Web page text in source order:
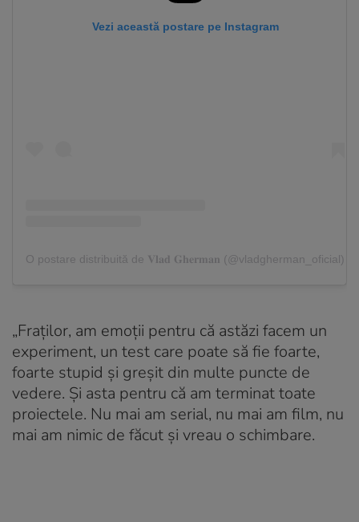
Vezi această postare pe Instagram
O postare distribuită de 𝐕𝐥𝐚𝐝 𝐆𝐡𝐞𝐫𝐦𝐚𝐧 (@vladgherman_oficial)
„Fraților, am emoții pentru că astăzi facem un
experiment, un test care poate să fie foarte,
foarte stupid și greșit din multe puncte de
vedere. Și asta pentru că am terminat toate
proiectele. Nu mai am serial, nu mai am film, nu
mai am nimic de făcut și vreau o schimbare.